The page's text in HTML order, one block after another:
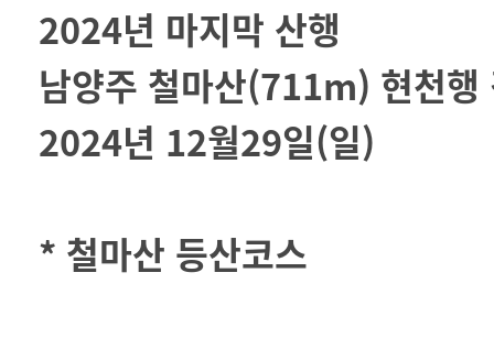
2024년 마지막 산행
남양주 철마산(711m) 현천행
2024년 12월29일(일)
* 철마산 등산코스